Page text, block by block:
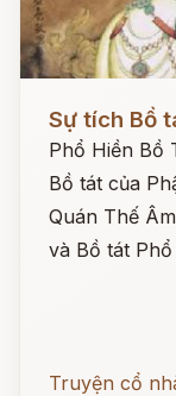
Sự tích Bồ
Phổ Hiền Bồ
Bồ tát của
Quán Thế
và Bồ tát Phổ
Truyện cổ